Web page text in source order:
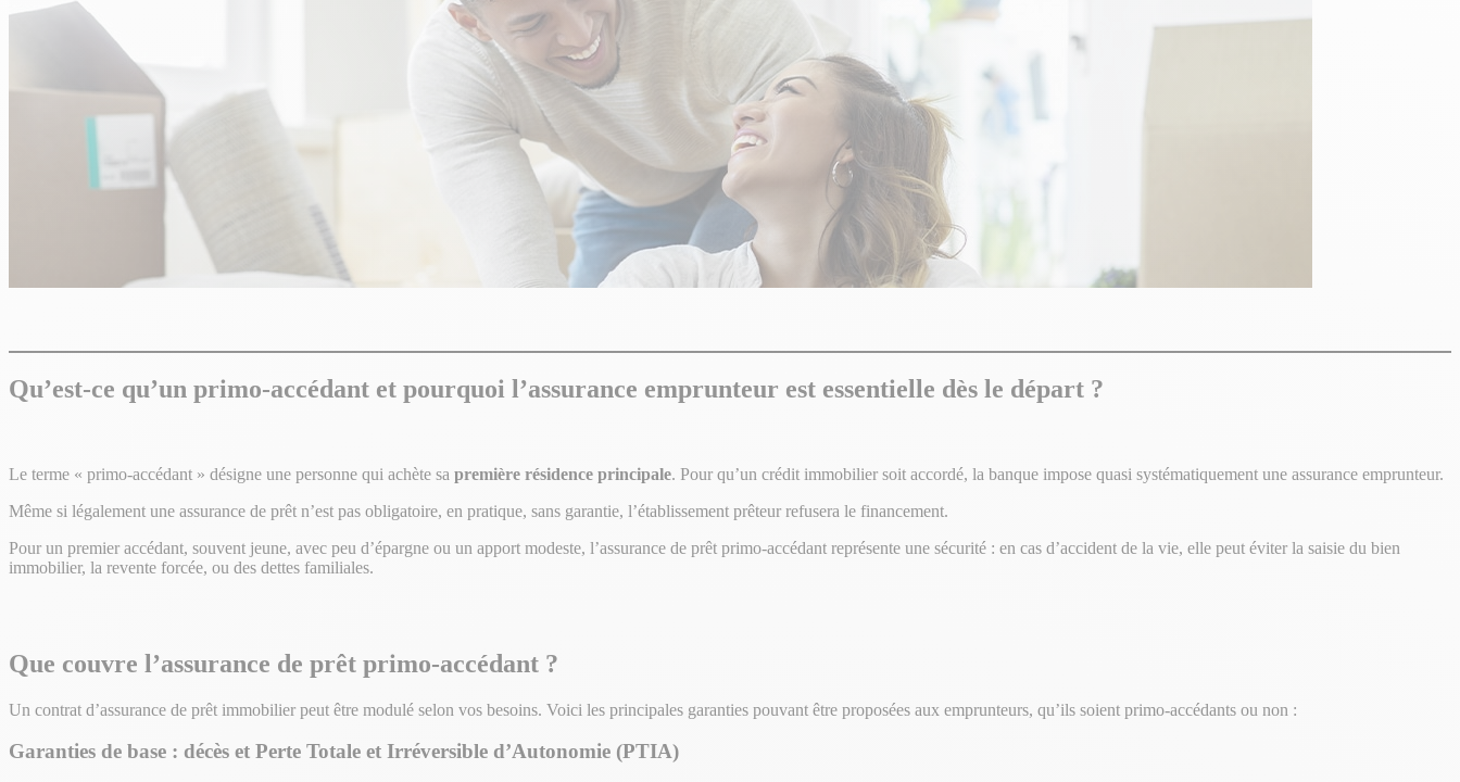
Qu’est-ce qu’un primo-accédant et pourquoi l’assurance emprunteur est essentielle dès le départ ?
Le terme « primo-accédant » désigne une personne qui achète sa première résidence principale. Pour qu’un crédit immobilier soit accordé, la banque impose quasi systématiquement une assurance emprunteur.
Même si légalement une assurance de prêt n’est pas obligatoire, en pratique, sans garantie, l’établissement prêteur refusera le financement.
Pour un premier accédant, souvent jeune, avec peu d’épargne ou un apport modeste, l’assurance de prêt primo-accédant représente une sécurité : en cas d’accident de la vie, elle peut éviter la saisie du bien
immobilier, la revente forcée, ou des dettes familiales.
Que couvre l’assurance de prêt primo-accédant ?
Un contrat d’assurance de prêt immobilier peut être modulé selon vos besoins. Voici les principales garanties pouvant être proposées aux emprunteurs, qu’ils soient primo-accédants ou non :
Garanties de base : décès et Perte Totale et Irréversible d’Autonomie (PTIA)